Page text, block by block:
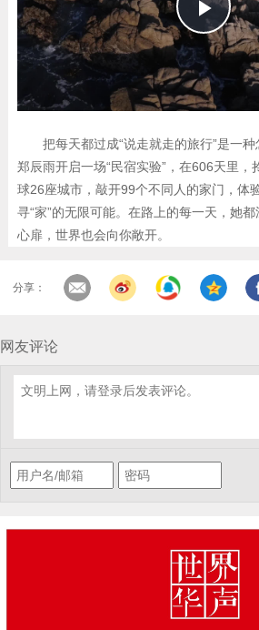
Play
把每天都过成“说走就走的旅行”是一
郑辰雨开启一场“民宿实验”，在606天里，
球26座城市，敲开99个不同人的家门，体
寻“家”的无限可能。在路上的每一天，她
心扉，世界也会向你敞开。
分享：
网友评论